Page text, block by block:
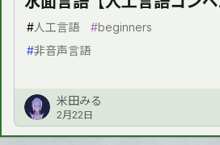
#人工言語 #beginners
#非音声言語
米田みる
2月22日